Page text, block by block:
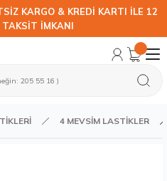
KARGO & KREDİ KARTI İLE 12
İMKANI
4 MEVSİM LASTİKLER